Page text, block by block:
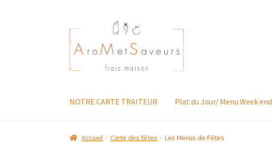
Aller
à
la
navigation
Aller
au
contenu
NOTRE CARTE TRAITEUR Plat du Jour/ Menu Week end
Accueil Carte des fêtes Les Menus de Fêtes